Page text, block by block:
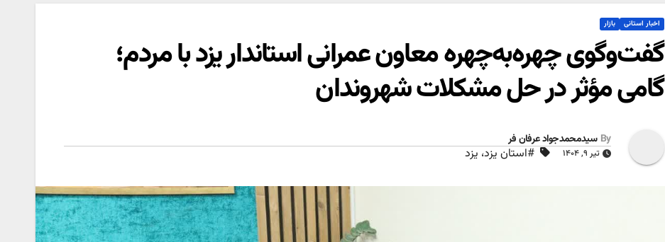
اخبار استانی بازار
گفت‌وگوی چهره‌به‌چهره معاون عمرانی استاندار یزد با مردم؛
گامی مؤثر در حل مشکلات شهروندان
By سیدمحمدجواد عرفان فر
تیر ۹, ۱۴۰۴ #استان یزد، یزد